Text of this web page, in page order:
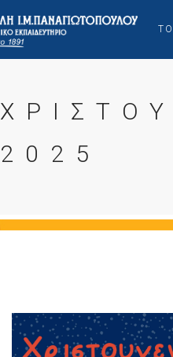
2025